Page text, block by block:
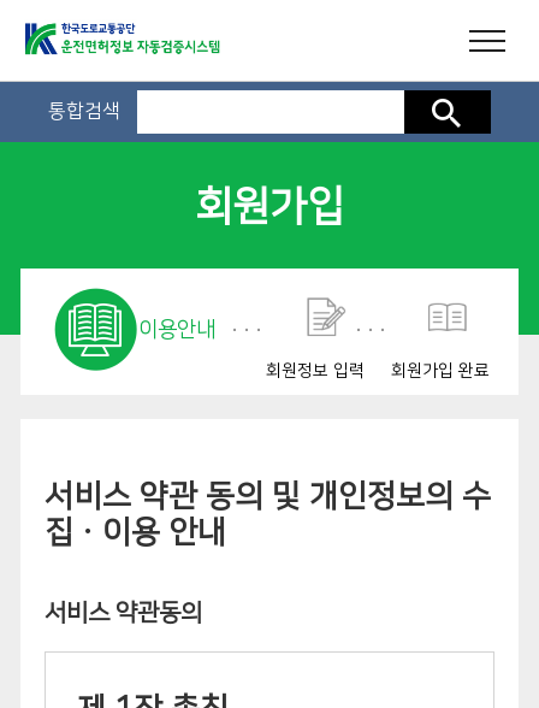
통합검색 검색
회원가입
이용안내
회원정보 입력 회원가입 완료
서비스 약관 동의 및 개인정보의 수
집ㆍ이용 안내
서비스 약관동의